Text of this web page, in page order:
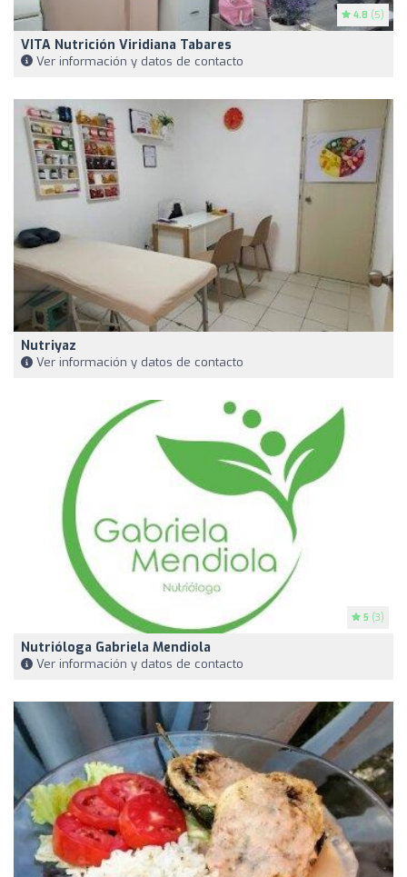
4.8 (5)
VITA Nutrición Viridiana Tabares
Ver información y datos de contacto
Nutriyaz
Ver información y datos de contacto
5 (3)
Nutrióloga Gabriela Mendiola
Ver información y datos de contacto